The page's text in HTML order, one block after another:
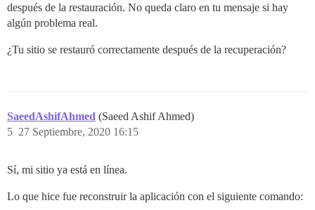
después de la restauración. No queda claro en tu mensaje si hay
algún problema real.
¿Tu sitio se restauró correctamente después de la recuperación?
SaeedAshifAhmed (Saeed Ashif Ahmed)
27 Septiembre, 2020 16:15
5
Sí, mi sitio ya está en línea.
Lo que hice fue reconstruir la aplicación con el siguiente comando: